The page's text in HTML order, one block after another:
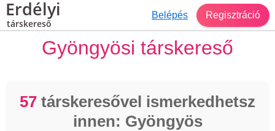
Erdélyi
társkereső
Belépés Regisztráció
Gyöngyösi társkereső
57 társkeresővel ismerkedhetsz
innen: Gyöngyös